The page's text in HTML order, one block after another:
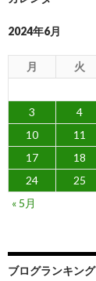
2024年6月
月 火
3
4
10
11
17
18
24
25
« 5月
ブログランキング